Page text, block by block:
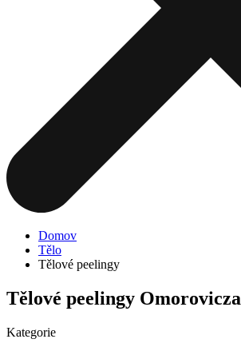
Domov
Tělo
Tělové peelingy
Tělové peelingy Omorovicza
Kategorie